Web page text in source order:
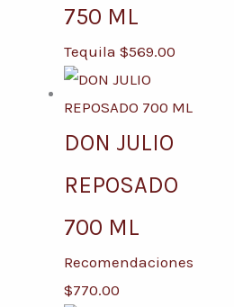
750 ML
Tequila $569.00
DON JULIO
REPOSADO
700 ML
Recomendaciones
$770.00